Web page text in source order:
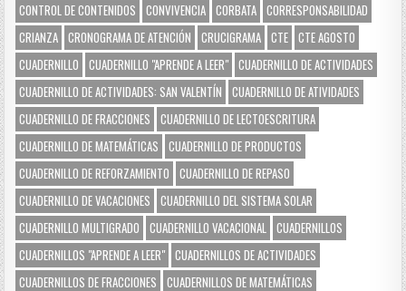
CONTROL DE CONTENIDOS
CONVIVENCIA CORBATA CORRESPONSABILIDAD
CRIANZA CRONOGRAMA DE ATENCIÓN CRUCIGRAMA CTE CTE AGOSTO
CUADERNILLO
CUADERNILLO "APRENDE A LEER" CUADERNILLO DE ACTIVIDADES
CUADERNILLO DE ACTIVIDADES: SAN VALENTÍN
CUADERNILLO DE ATIVIDADES
CUADERNILLO DE FRACCIONES
CUADERNILLO DE LECTOESCRITURA
CUADERNILLO DE MATEMÁTICAS
CUADERNILLO DE PRODUCTOS
CUADERNILLO DE REFORZAMIENTO
CUADERNILLO DE REPASO
CUADERNILLO DE VACACIONES
CUADERNILLO DEL SISTEMA SOLAR
CUADERNILLO MULTIGRADO
CUADERNILLO VACACIONAL CUADERNILLOS
CUADERNILLOS "APRENDE A LEER" CUADERNILLOS DE ACTIVIDADES
CUADERNILLOS DE FRACCIONES
CUADERNILLOS DE MATEMÁTICAS